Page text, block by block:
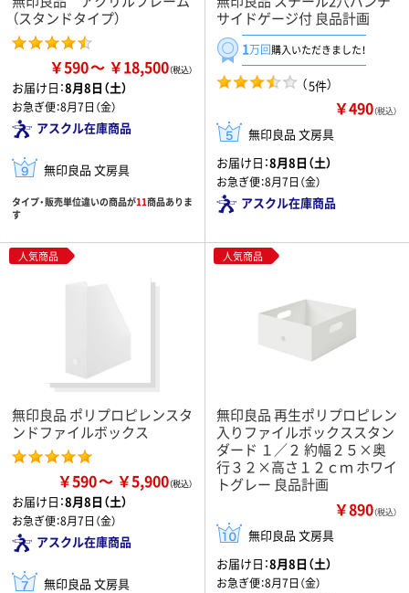
（スタンドタイプ）
￥590 ￥18,500
お届け日：8月8日（土）
お急ぎ便：8月7日（金）
アスクル在庫商品
無印良品 文房具
タイプ・販売単位違いの商品が11商品ありま
す
サイドゲージ付 良品計画
1万回購入いただきました！
（5件）
￥490（税込）
無印良品 文房具
お届け日：8月8日（土）
お急ぎ便：8月7日（金）
アスクル在庫商品
人気商品
無印良品 ポリプロピレンスタ
ンドファイルボックス
￥590 ￥5,900
お届け日：8月8日（土）
お急ぎ便：8月7日（金）
アスクル在庫商品
無印良品 文房具
人気商品
無印良品 再生ポリプロピレン
入りファイルボックススタン
ダード １／２ 約幅２５×奥
行３２×高さ１２ｃｍ ホワイ
トグレー 良品計画
￥890（税込）
無印良品 文房具
お届け日：8月8日（土）
お急ぎ便：8月7日（金）